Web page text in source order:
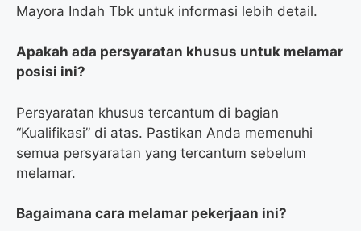
Mayora Indah Tbk untuk informasi lebih detail.
Apakah ada persyaratan khusus untuk melamar
posisi ini?
Persyaratan khusus tercantum di bagian
“Kualifikasi” di atas. Pastikan Anda memenuhi
semua persyaratan yang tercantum sebelum
melamar.
Bagaimana cara melamar pekerjaan ini?